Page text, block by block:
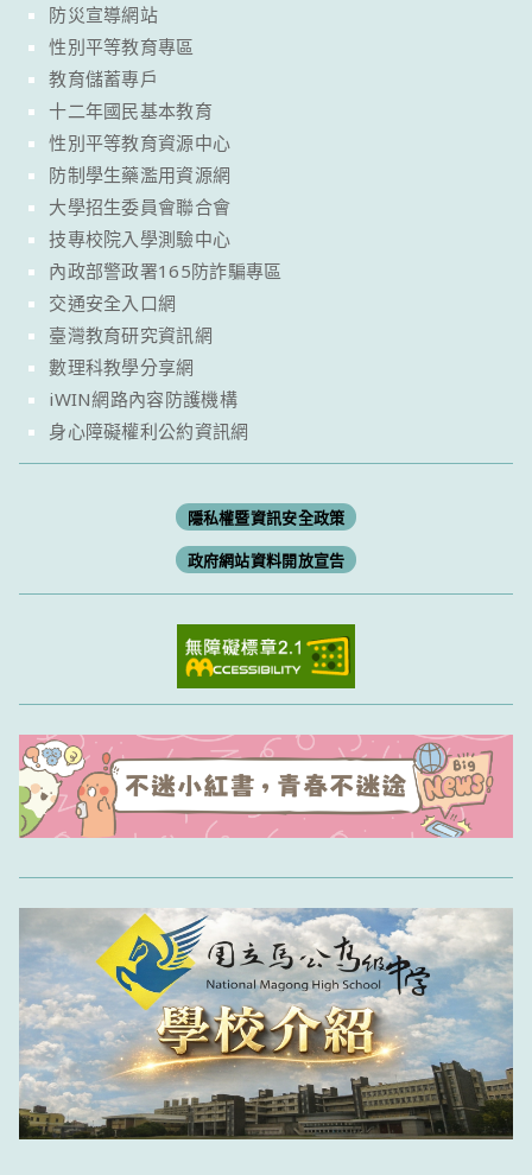
防災宣導網站
性別平等教育專區
教育儲蓄專戶
十二年國民基本教育
性別平等教育資源中心
防制學生藥濫用資源網
大學招生委員會聯合會
技專校院入學測驗中心
內政部警政署165防詐騙專區
交通安全入口網
臺灣教育研究資訊網
數理科教學分享網
iWIN網路內容防護機構
身心障礙權利公約資訊網
隱私權暨資訊安全政策
政府網站資料開放宣告